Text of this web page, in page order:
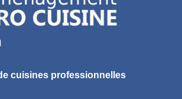
cuisines professionnelles